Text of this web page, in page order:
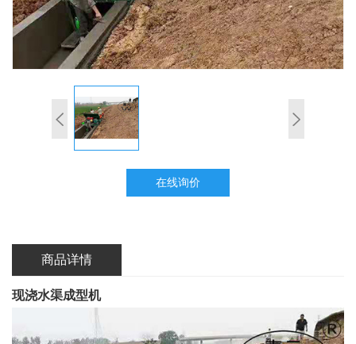
在线询价
商品详情
现浇水渠成型机